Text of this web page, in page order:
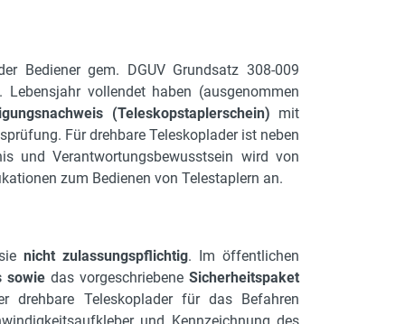
Bediener gem. DGUV Grundsatz 308-009
vollendet haben (ausgenommen
(Teleskopstaplerschein) mit
Für drehbare Teleskoplader ist neben
und Verantwortungsbewusstsein wird von
zum Bedienen von Telestaplern an.
nicht zulassungspflichtig. Im öffentlichen
sowie das vorgeschriebene Sicherheitspaket
drehbare Teleskoplader für das Befahren